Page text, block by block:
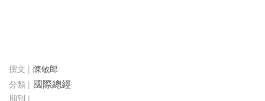
陳敏郎
國際總經